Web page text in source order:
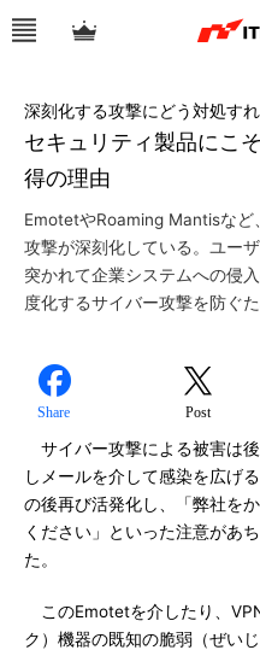
セキュリティ製品にこ
得の理由
深刻化する攻撃にどう対処す
EmotetやRoaming Mantisなど
攻撃が深刻化している。ユー
突かれて企業システムへの侵
度化するサイバー攻撃を防ぐ
Share Post
サイバー攻撃による被害は
しメールを介して感染を広げ
の後再び活発化し、「弊社を
ください」といった注意があ
た。
このEmotetを介したり、
ク）機器の既知の脆弱（ぜい